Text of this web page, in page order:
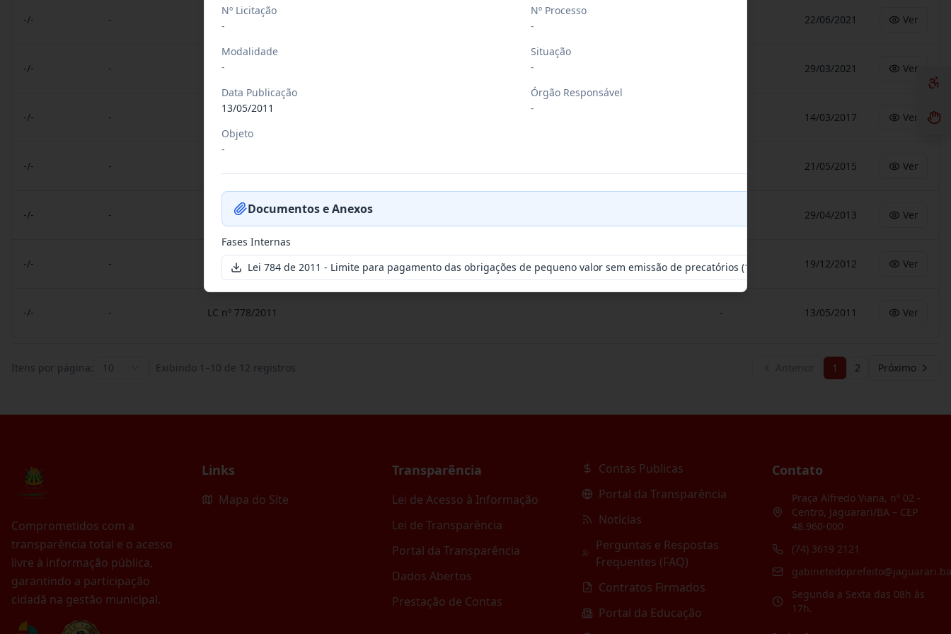
-/- - LC nº 1013/2021 22/06/2021 Ver
-/- - LO nº 14.129/2021 29/03/2021 Ver
-/- - 14/03/2017 Ver
-/- - 21/05/2015 Ver
-/- - LC nº 837/2013 29/04/2013 Ver
-/- - LO nº 824/2012 - 19/12/2012 Ver
-/- - LC nº 778/2011 - 13/05/2011 Ver
Itens por página: 10 Exibindo 1 –10 de 12 registros 1 2 Próximo
Comprometidos com a
transparência total e o acesso
livre à informação pública,
garantindo a participação
cidadã na gestão municipal.
Links
Mapa do Site
Transparência
Lei de Acesso à Informação
Lei de Transparência
Portal da Transparência
Dados Abertos
Prestação de Contas
Contas Publicas
Portal da Transparência
Notícias
Perguntas e Respostas
Frequentes (FAQ)
Contratos Firmados
Portal da Educação
Contato
Praça Alfredo Viana, nº 02 -
Centro, Jaguarari/BA – CEP
48.960-000
(74) 3619 2121
Segunda a Sexta das 08h às
17h.
Nº Licitação
-
Nº Processo
-
Modalidade
-
Situação
-
Data Publicação
13/05/2011
Órgão Responsável
-
Objeto
-
Documentos e Anexos
Fases Internas
Lei 784 de 2011 - Limite para pagamento das obrigações de pequeno valor sem emissão de precatórios (1).pdf
(2.04 MB)